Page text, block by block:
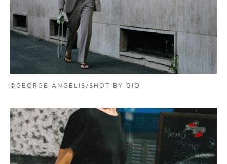
©GEORGE ANGELIS/SHOT BY GIO